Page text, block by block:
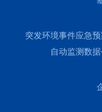
突发环境事件应急预
自动监测数